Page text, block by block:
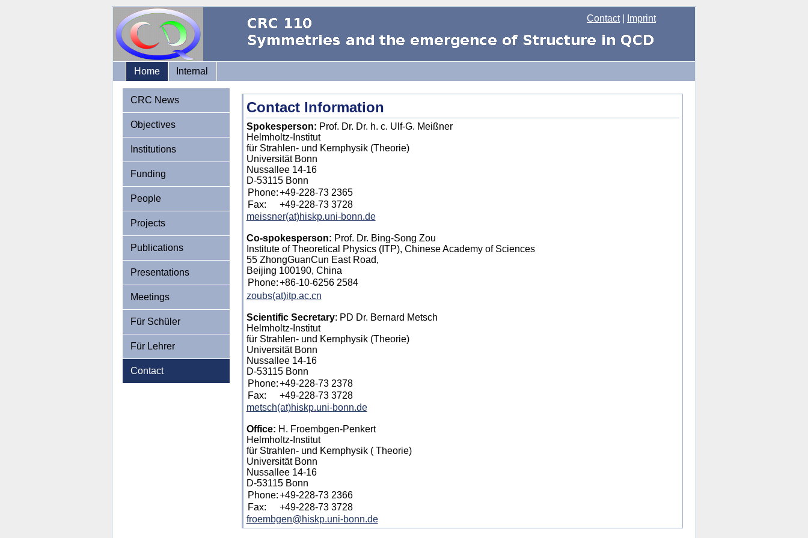
Contact| Imprint
Home Internal
CRC News
Objectives
Institutions
Funding
People
Projects
Publications
Presentations
Meetings
Für Schüler
Für Lehrer
Contact
Contact Information
Spokesperson: Prof. Dr. Dr. h. c. Ulf-G. Meißner
Helmholtz-Institut
für Strahlen- und Kernphysik (Theorie)
Universität Bonn
Nussallee 14-16
D-53115 Bonn
Phone:+49-228-73 2365
Fax:
+49-228-73 3728
meissner(at)hiskp.uni-bonn.de
Co-spokesperson: Prof. Dr. Bing-Song Zou
Institute of Theoretical Physics (ITP), Chinese Academy of Sciences
55 ZhongGuanCun East Road,
Beijing 100190, China
Phone:+86-10-6256 2584
zoubs(at)itp.ac.cn
Scientific Secretary: PD Dr. Bernard Metsch
Helmholtz-Institut
für Strahlen- und Kernphysik (Theorie)
Universität Bonn
Nussallee 14-16
D-53115 Bonn
Phone:+49-228-73 2378
Fax:
+49-228-73 3728
metsch(at)hiskp.uni-bonn.de
Office: H. Froembgen-Penkert
Helmholtz-Institut
für Strahlen- und Kernphysik ( Theorie)
Universität Bonn
Nussallee 14-16
D-53115 Bonn
Phone:+49-228-73 2366
Fax:
+49-228-73 3728
froembgen@hiskp.uni-bonn.de